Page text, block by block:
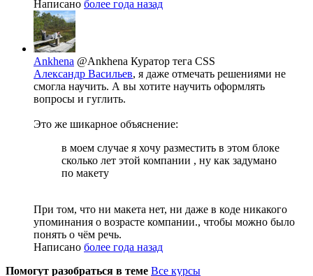
Написано более года назад
Ankhena @Ankhena Куратор тега CSS
Александр Васильев, я даже отмечать решениями не
смогла научить. А вы хотите научить оформлять
вопросы и гуглить.
Это же шикарное объяснение:
в моем случае я хочу разместить в этом блоке
сколько лет этой компании , ну как задумано
по макету
При том, что ни макета нет, ни даже в коде никакого
упоминания о возрасте компании., чтобы можно было
понять о чём речь.
Написано более года назад
Помогут разобраться в теме Все курсы